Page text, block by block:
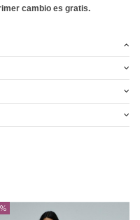
cambio es gratis.